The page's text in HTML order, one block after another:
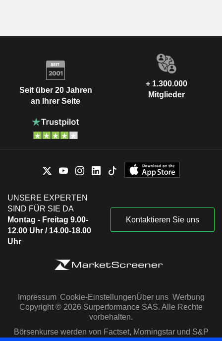
Seit über 20 Jahren
an Ihrer Seite
+ 1.300.000
Mitglieder
UNSERE EXPERTEN
SIND FÜR SIE DA
Montag - Freitag 9.00-
12.00 Uhr / 14.00-18.00
Uhr
Kontaktieren Sie uns
Impressum Cookie-EinstellungenÜber uns Werbung
Copyright © 2026 Surperformance SAS. Alle Rechte
vorbehalten.
Börsenkurse werden von Factset, Morningstar und S&P